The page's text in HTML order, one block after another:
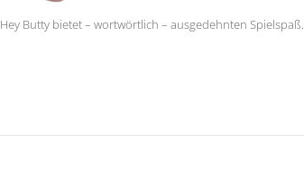
Hey Butty bietet – wortwörtlich – ausgedehnten Spielspaß.